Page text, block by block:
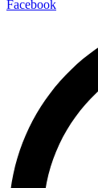
Facebook